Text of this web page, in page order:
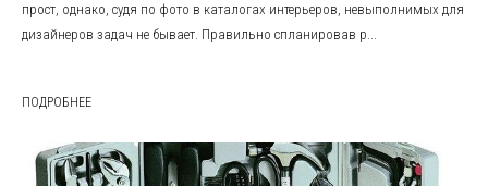
прост, однако, судя по фото в каталогах интерьеров, невыполнимых для
дизайнеров задач не бывает. Правильно спланировав р...
ПОДРОБНЕЕ